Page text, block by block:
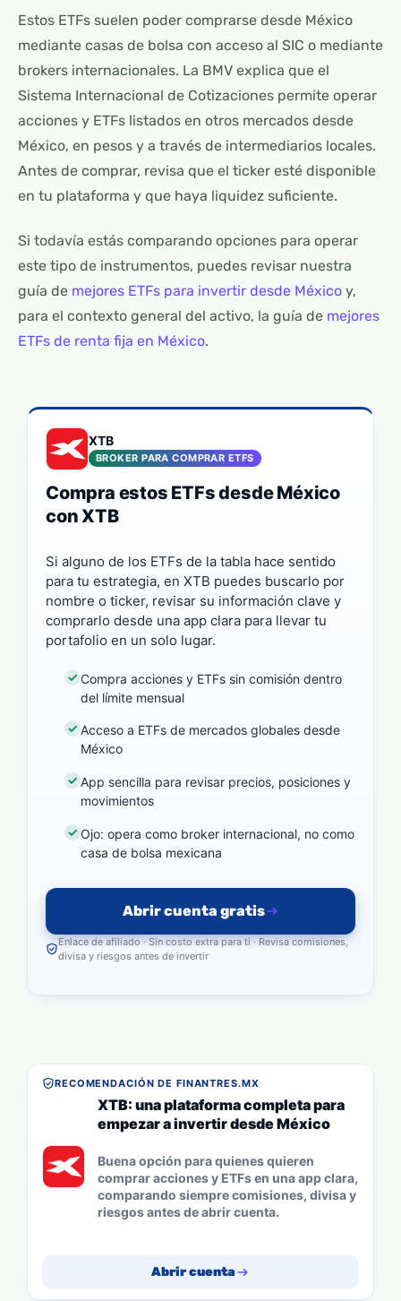
Estos ETFs suelen poder comprarse desde México
mediante casas de bolsa con acceso al SIC o mediante
brokers internacionales. La BMV explica que el
Sistema Internacional de Cotizaciones permite operar
acciones y ETFs listados en otros mercados desde
México, en pesos y a través de intermediarios locales.
Antes de comprar, revisa que el ticker esté disponible
en tu plataforma y que haya liquidez suficiente.
Si todavía estás comparando opciones para operar
este tipo de instrumentos, puedes revisar nuestra
guía de mejores ETFs para invertir desde México y,
para el contexto general del activo, la guía de mejores
ETFs de renta fija en México.
XTB
BROKER PARA COMPRAR ETFS
Compra estos ETFs desde México
con XTB
Si alguno de los ETFs de la tabla hace sentido
para tu estrategia, en XTB puedes buscarlo por
nombre o ticker, revisar su información clave y
comprarlo desde una app clara para llevar tu
portafolio en un solo lugar.
Compra acciones y ETFs sin comisión dentro
del límite mensual
Acceso a ETFs de mercados globales desde
México
App sencilla para revisar precios, posiciones y
movimientos
Ojo: opera como broker internacional, no como
casa de bolsa mexicana
Abrir cuenta gratis
Enlace de afiliado · Sin costo extra para ti · Revisa comisiones,
divisa y riesgos antes de invertir
RECOMENDACIÓN DE FINANTRES.MX
XTB: una plataforma completa para
empezar a invertir desde México
Buena opción para quienes quieren
comprar acciones y ETFs en una app clara,
comparando siempre comisiones, divisa y
riesgos antes de abrir cuenta.
Abrir cuenta